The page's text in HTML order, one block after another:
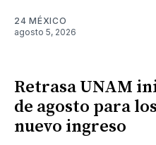
24 MÉXICO
agosto 5, 2026
Retrasa UNAM
de agosto para
nuevo ingreso